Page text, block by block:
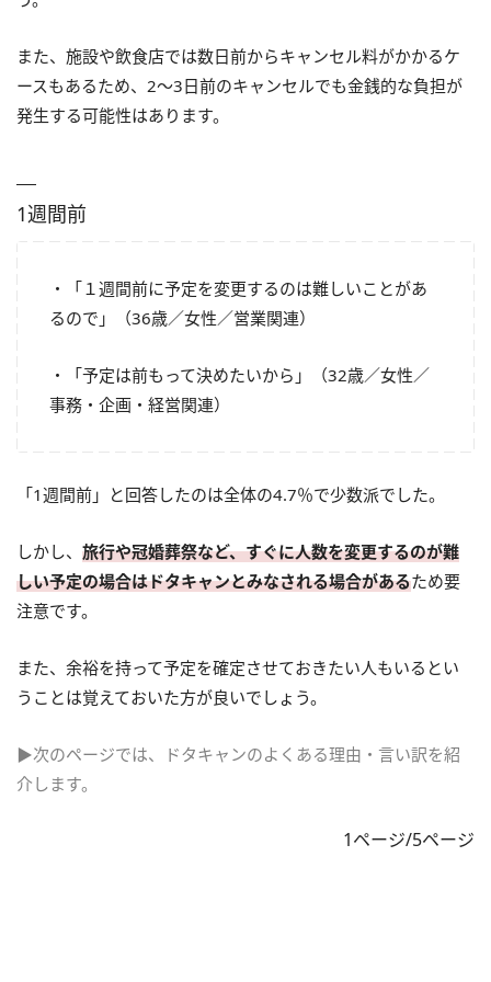
また、施設や飲食店では数日前からキャンセル料がかかるケ
ースもあるため、2～3日前のキャンセルでも金銭的な負担が
発生する可能性はあります。
1週間前
・「１週間前に予定を変更するのは難しいことがあ
るので」（36歳／女性／営業関連）
・「予定は前もって決めたいから」（32歳／女性／
事務・企画・経営関連）
「1週間前」と回答したのは全体の4.7％で少数派でした。
しかし、 旅行や冠婚葬祭など、すぐに人数を変更するのが難
しい予定の場合はドタキャンとみなされる場合があるため要
注意です。
また、余裕を持って予定を確定させておきたい人もいるとい
うことは覚えておいた方が良いでしょう。
▶次のページでは、ドタキャンのよくある理由・言い訳を紹
介します。
1ページ/5ページ